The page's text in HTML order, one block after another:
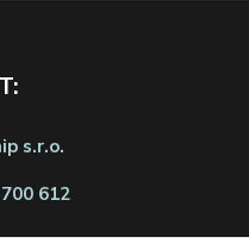
s.r.o.
612